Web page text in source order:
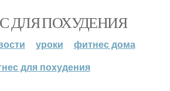
ДЛЯ ПОХУДЕНИЯ
уроки
фитнес дома
для похудения